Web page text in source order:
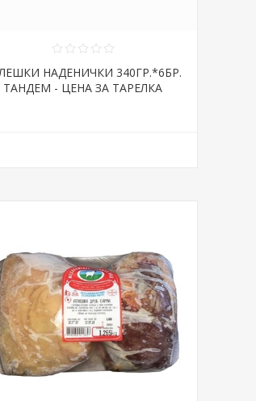
НАДЕНИЧКИ 340ГР.*6БР.
ТАНДЕМ - ЦЕНА ЗА ТАРЕЛКА